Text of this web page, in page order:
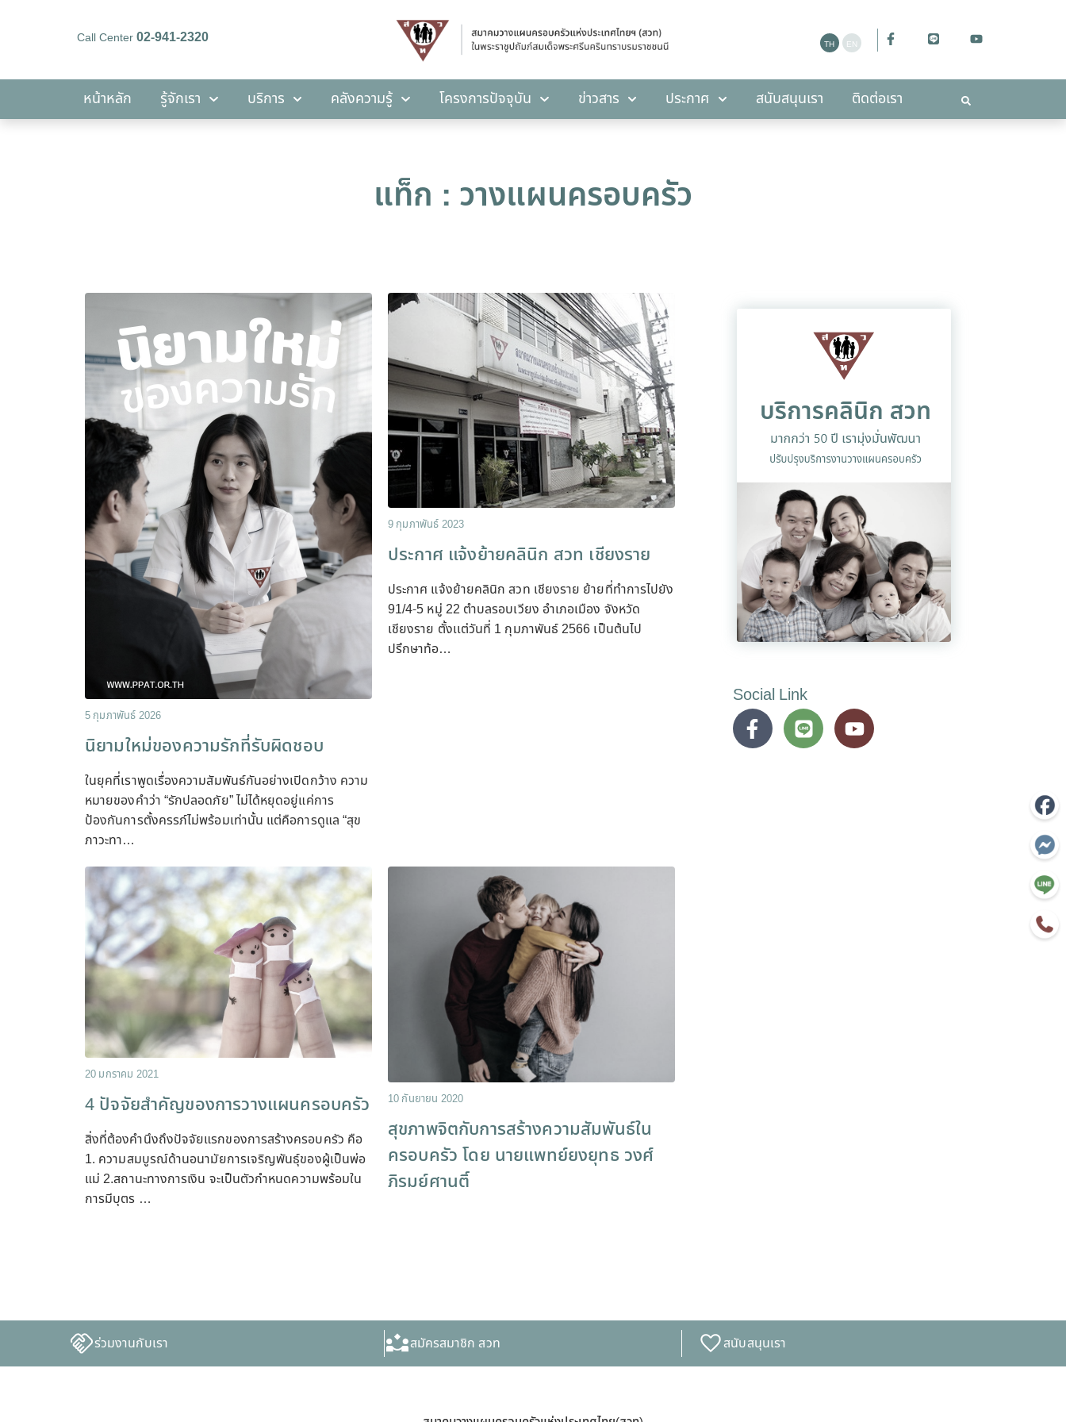
Call Center02-941-2320
หน้าหลัก รู้จักเรา บริการ คลังความรู้ โครงการปัจจุบัน ข่าวสาร ประกาศ สนับสนุนเรา ติดต่อเรา
คลังความรู้ โครงการปัจจุบัน สนับสนุนเรา
แท็ก : วางแผนครอบครัว
5 กุมภาพันธ์ 2026
นิยามใหม่ของความรักที่รับผิดชอบ
ในยุคที่เราพูดเรื่องความสัมพันธ์กันอย่างเปิดกว้าง ความ
หมายของคำว่า “รักปลอดภัย” ไม่ได้หยุดอยู่แค่การ
ป้องกันการตั้งครรภ์ไม่พร้อมเท่านั้น แต่คือการดูแล “สุข
ภาวะทา…
9 กุมภาพันธ์ 2023
ประกาศ แจ้งย้ายคลินิก สวท เชียงราย
ประกาศ แจ้งย้ายคลินิก สวท เชียงราย ย้ายที่ทำการไปยัง
91/4-5 หมู่ 22 ตำบลรอบเวียง อำเภอเมือง จังหวัด
เชียงราย ตั้งเเต่วันที่ 1 กุมภาพันธ์ 2566 เป็นต้นไป
ปรึกษาท้อ…
20 มกราคม 2021
4 ปัจจัยสำคัญของการวางแผนครอบครัว
สิ่งที่ต้องคำนึงถึงปัจจัยแรกของการสร้างครอบครัว คือ
1. ความสมบูรณ์ด้านอนามัยการเจริญพันธุ์ของผู้เป็นพ่อ
แม่ 2.สถานะทางการเงิน จะเป็นตัวกำหนดความพร้อมใน
การมีบุตร …
10 กันยายน 2020
สุขภาพจิตกับการสร้างความสัมพันธ์ใน
ครอบครัว โดย นายแพทย์ยงยุทธ วงศ์
ภิรมย์ศานติ์
Social Link
ร่วมงานกับเรา สมัครสมาชิก สวท สนับสนุนเรา